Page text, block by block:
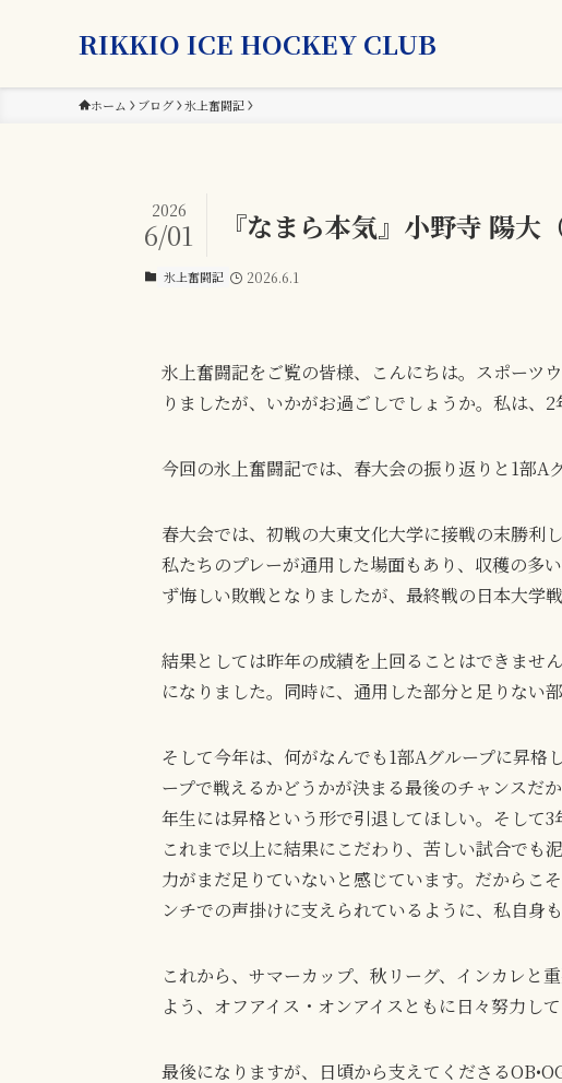
RIKKIO ICE HOCKEY CLUB
ホーム ブログ 氷上奮闘記
『なまら本気』小野寺 陽大
2026
6/01
氷上奮闘記 2026.6.1
氷上奮闘記をご覧の皆様、こんにちは。スポーツ
りましたが、いかがお過ごしでしょうか。私は、
今回の氷上奮闘記では、春大会の振り返りと1部A
春大会では、初戦の大東文化大学に接戦の末勝利
私たちのプレーが通用した場面もあり、収穫の多
ず悔しい敗戦となりましたが、最終戦の日本大学
結果としては昨年の成績を上回ることはできませ
になりました。同時に、通用した部分と足りない
そして今年は、何がなんでも1部Aグループに昇
ープで戦えるかどうかが決まる最後のチャンスだ
年生には昇格という形で引退してほしい。そして
これまで以上に結果にこだわり、苦しい試合でも
力がまだ足りていないと感じています。だからこ
ンチでの声掛けに支えられているように、私自身
これから、サマーカップ、秋リーグ、インカレと
よう、オフアイス・オンアイスともに日々努力して
最後になりますが、日頃から支えてくださる